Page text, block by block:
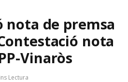
nota de premsa
nota
Vinaròs
Lectura